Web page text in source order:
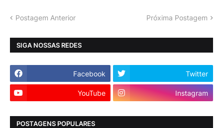
Postagem Anterior Próxima Postagem
SIGA NOSSAS REDES
Facebook Twitter
YouTube Instagram
POSTAGENS POPULARES